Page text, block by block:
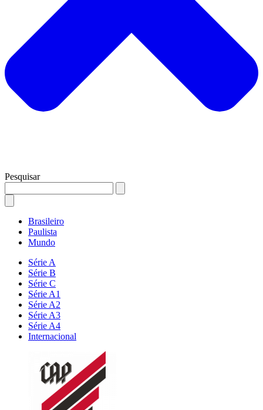
Pesquisar
Brasileiro
Paulista
Mundo
Série A
Série B
Série C
Série A1
Série A2
Série A3
Série A4
Internacional